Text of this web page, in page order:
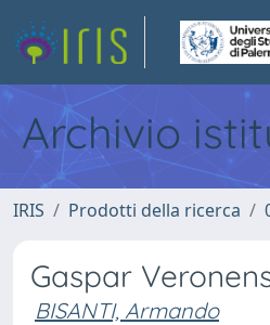
Archivio
IRIS Prodotti della ricerca
Gaspar
BISANTI, Armando